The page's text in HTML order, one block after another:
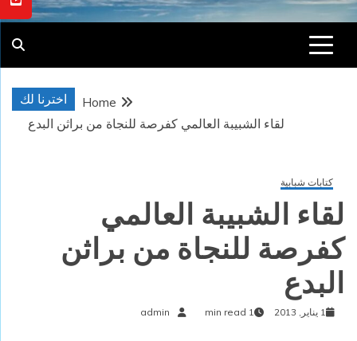
اخترنا لك
Home
لقاء الشبيبة العالمي كفرصة للنجاة من براثن البدع
كتابات شبابية
لقاء الشبيبة العالمي
كفرصة للنجاة من براثن
البدع
1 يناير, 2013 1 min read
admin